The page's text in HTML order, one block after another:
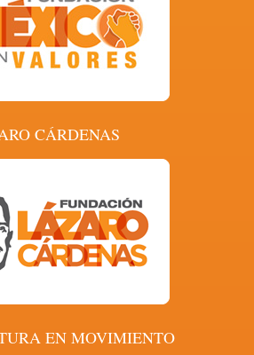
CÁRDENAS
EN MOVIMIENTO